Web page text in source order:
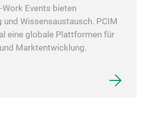
Events bieten
und Wissensaustausch. PCIM
eine globale Plattformen für
Marktentwicklung.